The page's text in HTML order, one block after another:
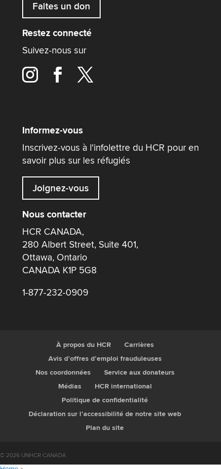
Faites un don
Restez connecté
Suivez-nous sur
Informez-vous
Inscrivez-vous à l'infolettre du HCR pour en
savoir plus sur les réfugiés
Joignez-vous
Nous contacter
HCR CANADA,
280 Albert Street, Suite 401,
Ottawa, Ontario
CANADA K1P 5G8
1-877-232-0909
À propos du HCR
Carrières
Avis d’offres d’emploi frauduleuses
Nos coordonnées
Service aux donateurs
Médias
HCR international
Politique de confidentialité
Déclaration sur l’accessibilité de notre site web
Plan du site
© 2026 UNHCR CANADA